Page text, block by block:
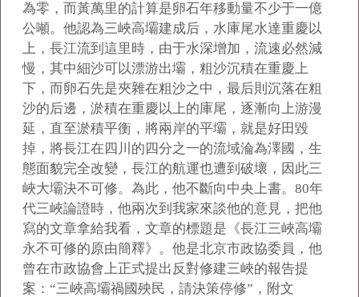
為零，而黃萬里的計算是卵石年移動量不少于一億
公噸。他認為三峽高壩建成后，水庫尾水達重慶以
上，長江流到這里時，由于水深增加，流速必然減
慢，其中細沙可以漂游出壩，粗沙沉積在重慶上
下，而卵石先是夾雜在粗沙之中，最后則沉落在粗
沙的后邊，淤積在重慶以上的庫尾，逐漸向上游漫
延，直至淤積平衡，將兩岸的平壩，就是好田毀
掉，將長江在四川的四分之一的流域淪為澤國，生
態面貌完全改變，長江的航運也遭到破壞，因此三
峽大壩決不可修。為此，他不斷向中央上書。80年
代三峽論證時，他兩次到我家來談他的意見，把他
寫的文章拿給我看，文章的標題是《長江三峽高壩
永不可修的原由簡釋》。他是北京市政協委員，他
曾在市政協會上正式提出反對修建三峽的報告提
案：“三峽高壩禍國殃民，請決策停修”，附文